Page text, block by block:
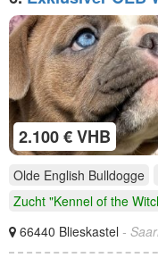
Bulldogge mit
2.100 € VHB
Olde English Bulldogge
Zucht "Kennel of the
66440 Blieskastel -